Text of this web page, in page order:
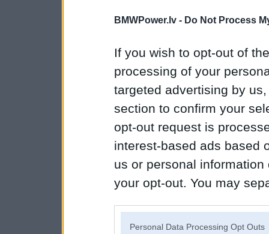
BMWPower.lv - Do Not Process
If you wish to opt-out of
processing of your
targeted advertising by
section to confirm your
opt-out request is
interest-based ads based
us or personal
your opt-out. You may
Personal Data Processing Opt Outs